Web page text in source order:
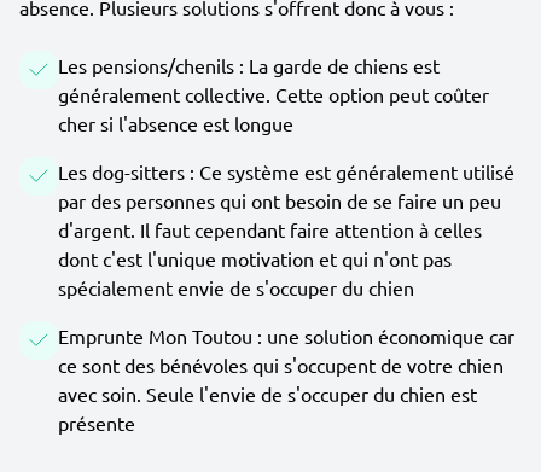
absence. Plusieurs solutions s'offrent donc à vous :
Les pensions/chenils : La garde de chiens est
généralement collective. Cette option peut coûter
cher si l'absence est longue
Les dog-sitters : Ce système est généralement utilisé
par des personnes qui ont besoin de se faire un peu
d'argent. Il faut cependant faire attention à celles
dont c'est l'unique motivation et qui n'ont pas
spécialement envie de s'occuper du chien
Emprunte Mon Toutou : une solution économique car
ce sont des bénévoles qui s'occupent de votre chien
avec soin. Seule l'envie de s'occuper du chien est
présente